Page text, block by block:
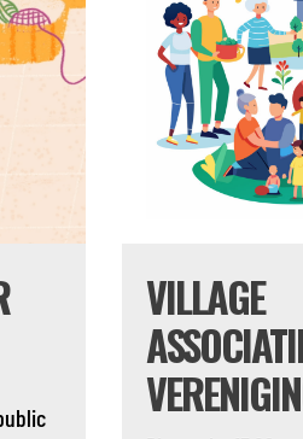
VILLAGE